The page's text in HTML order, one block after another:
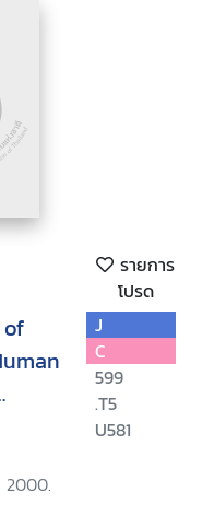
รายการ
โปรด
2000.
J
C
599
.T5
U581